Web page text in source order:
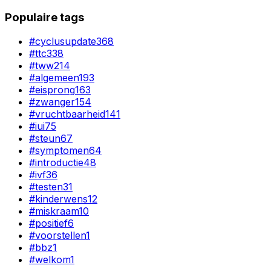
Populaire tags
#cyclusupdate368
#ttc338
#tww214
#algemeen193
#eisprong163
#zwanger154
#vruchtbaarheid141
#iui75
#steun67
#symptomen64
#introductie48
#ivf36
#testen31
#kinderwens12
#miskraam10
#positief6
#voorstellen1
#bbz1
#welkom1